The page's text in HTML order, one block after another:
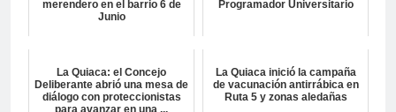
merendero en el barrio 6 de
Junio
Programador Universitario
La Quiaca: el Concejo
Deliberante abrió una mesa de
diálogo con proteccionistas
para avanzar en una ...
La Quiaca inició la campaña
de vacunación antirrábica en
Ruta 5 y zonas aledañas